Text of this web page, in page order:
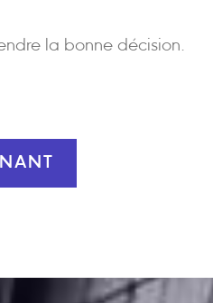
la bonne décision.